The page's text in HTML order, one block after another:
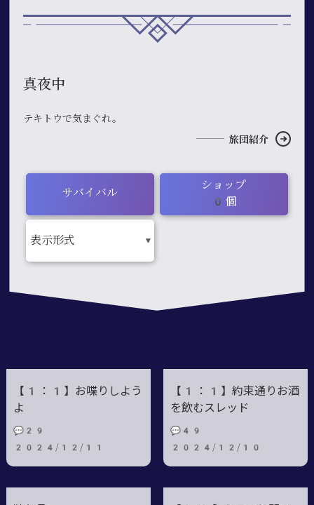
真夜中
テキトウで気まぐれ。
旅団紹介
サバイバル
ショップ
0個
【1：1】お喋りしよう
よ
💬29
2024/12/11
【1：1】約束通りお酒
を飲むスレッド
💬49
2024/12/10